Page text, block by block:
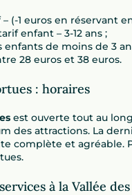
(-1 euros en réservant
enfant – 3-12 ans ;
enfants de moins de 3
28 euros et 38 euros.
: horaires
est ouverte tout au
des attractions. La
complète et agréable.
à la Vallée